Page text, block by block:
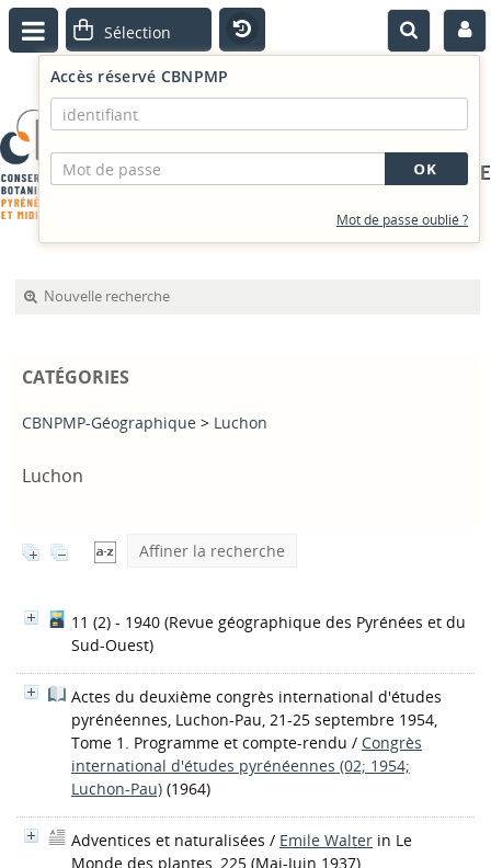
PORTAIL DOCUMENTAIRE
Accès réservé CBNPMP
Mot de passe oublié ?
Nouvelle recherche
CATÉGORIES
CBNPMP-Géographique > Luchon
Luchon
Affiner la recherche
11 (2) - 1940 (Revue géographique des Pyrénées et du
Sud-Ouest)
Actes du deuxième congrès international d'études
pyrénéennes, Luchon-Pau, 21-25 septembre 1954,
Tome 1. Programme et compte-rendu / Congrès
international d'études pyrénéennes (02; 1954;
Luchon-Pau) (1964)
Adventices et naturalisées / Emile Walter in Le
Monde des plantes, 225 (Mai-Juin 1937)